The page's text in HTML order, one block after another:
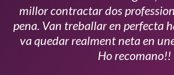
millor contractar dos
pena. Van treballar en perfecta
va quedar realment neta en
Ho recomano!!